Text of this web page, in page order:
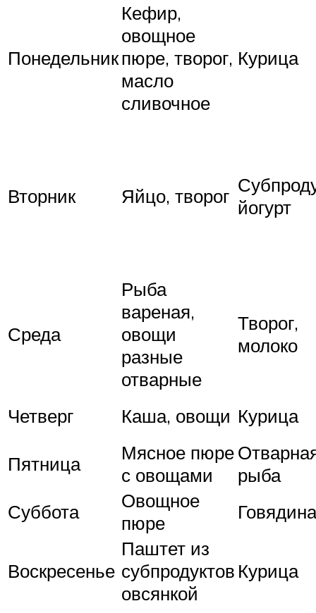
Понедельник
Кефир,
овощное
пюре, творог,
масло
сливочное
Курица
Вторник Яйцо, творог йогурт
Среда
Рыба
вареная,
овощи
разные
отварные
Творог,
молоко
Четверг Каша, овощи Курица
Пятница
Мясное пюре
с овощами
рыба
Суббота
Овощное
пюре
Говядина
Воскресенье
Паштет из
субпродуктов
овсянкой
Курица